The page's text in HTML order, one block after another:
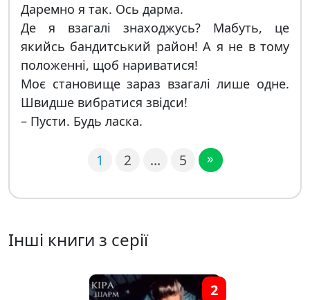
Даремно я так. Ось дарма.
Де я взагалі знаходжусь? Мабуть, це
якийсь бандитський район! А я не в тому
положенні, щоб нариватися!
Моє становище зараз взагалі лише одне.
Швидше вибратися звідси!
– Пусти. Будь ласка.
1 2 … 5 »
Інші книги з серії
2